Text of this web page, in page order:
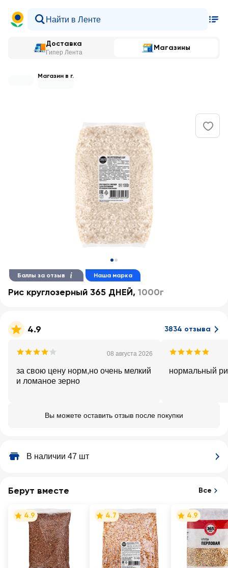
Доставка
Гипер Лента
Магазины
Магазин в г.
Баллы за отзыв Наша марка
Рис круглозерный 365 ДНЕЙ, 1000г
4.9 3834 отзыва
08 августа 2026
за свою цену норм,но очень мелкий
и ломаное зерно
нормальный
Вы можете оставить отзыв после покупки
В наличии 47 шт
Берут вместе Все
4.9 4.7 4.9